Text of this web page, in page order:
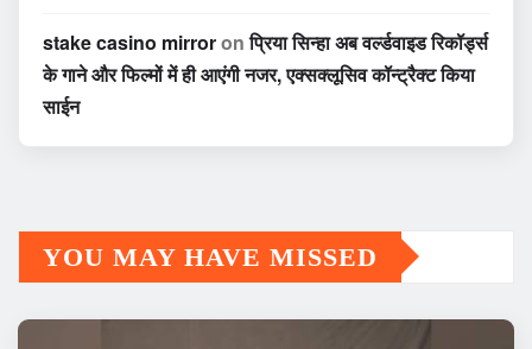
stake casino mirroronप्रिया सिन्हा अब वर्ल्डवाइड रिकॉर्ड्स
के गाने और फिल्मों में ही आएंगी नजर, एक्सक्लूसिव कॉन्ट्रैक्ट किया
साईन
YOU MAY HAVE MISSED